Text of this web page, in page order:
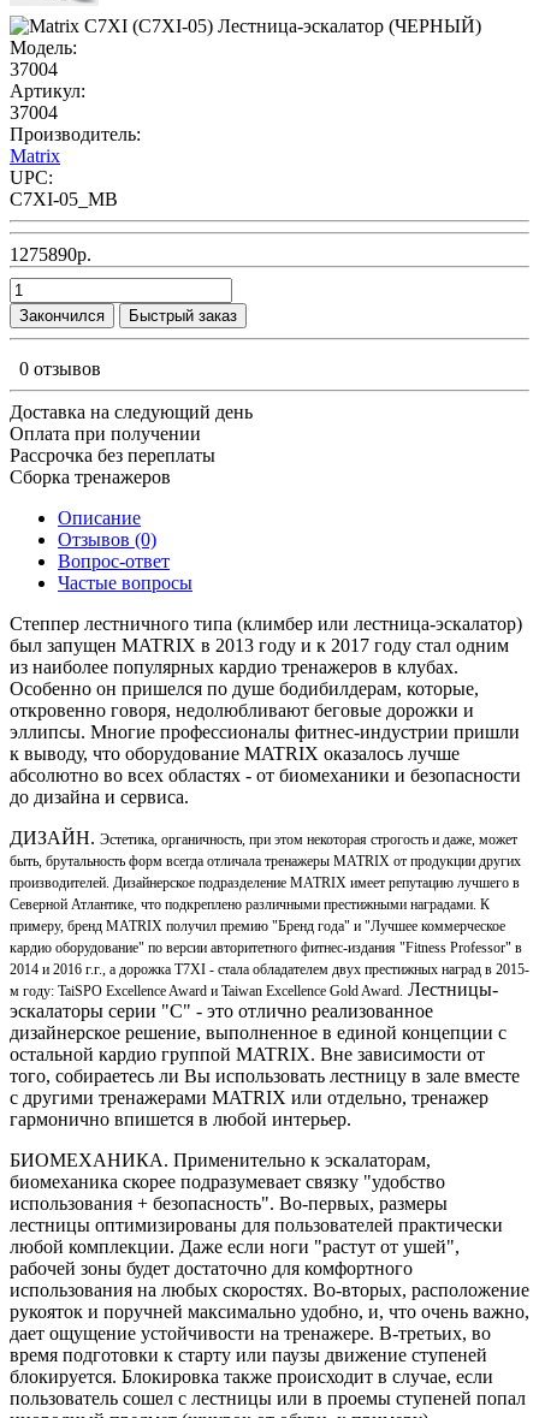
Модель:
37004
Артикул:
37004
Производитель:
Matrix
UPC:
C7XI-05_MB
1275890р.
Закончился Быстрый заказ
0 отзывов
Доставка на следующий день
Оплата при получении
Рассрочка без переплаты
Сборка тренажеров
Описание
Отзывов (0)
Вопрос-ответ
Частые вопросы
Степпер лестничного типа (климбер или лестница-эскалатор)
был запущен MATRIX в 2013 году и к 2017 году стал одним
из наиболее популярных кардио тренажеров в клубах.
Особенно он пришелся по душе бодибилдерам, которые,
откровенно говоря, недолюбливают беговые дорожки и
эллипсы. Многие профессионалы фитнес-индустрии пришли
к выводу, что оборудование MATRIX оказалось лучше
абсолютно во всех областях - от биомеханики и безопасности
до дизайна и сервиса.
ДИЗАЙН. Эстетика, органичность, при этом некоторая строгость и даже, может
быть, брутальность форм всегда отличала тренажеры MATRIX от продукции других
производителей. Дизайнерское подразделение MATRIX имеет репутацию лучшего в
Северной Атлантике, что подкреплено различными престижными наградами. К
примеру, бренд MATRIX получил премию "Бренд года" и "Лучшее коммерческое
кардио оборудование" по версии авторитетного фитнес-издания "Fitness Professor" в
2014 и 2016 г.г., а дорожка T7XI - стала обладателем двух престижных наград в 2015-
м году: TaiSPO Excellence Award и Taiwan Excellence Gold Award. Лестницы-
эскалаторы серии "С" - это отлично реализованное
дизайнерское решение, выполненное в единой концепции с
остальной кардио группой MATRIX. Вне зависимости от
того, собираетесь ли Вы использовать лестницу в зале вместе
с другими тренажерами MATRIX или отдельно, тренажер
гармонично впишется в любой интерьер.
БИОМЕХАНИКА. Применительно к эскалаторам,
биомеханика скорее подразумевает связку "удобство
использования + безопасность". Во-первых, размеры
лестницы оптимизированы для пользователей практически
любой комплекции. Даже если ноги "растут от ушей",
рабочей зоны будет достаточно для комфортного
использования на любых скоростях. Во-вторых, расположение
рукояток и поручней максимально удобно, и, что очень важно,
дает ощущение устойчивости на тренажере. В-третьих, во
время подготовки к старту или паузы движение ступеней
блокируется. Блокировка также происходит в случае, если
пользователь сошел с лестницы или в проемы ступеней попал